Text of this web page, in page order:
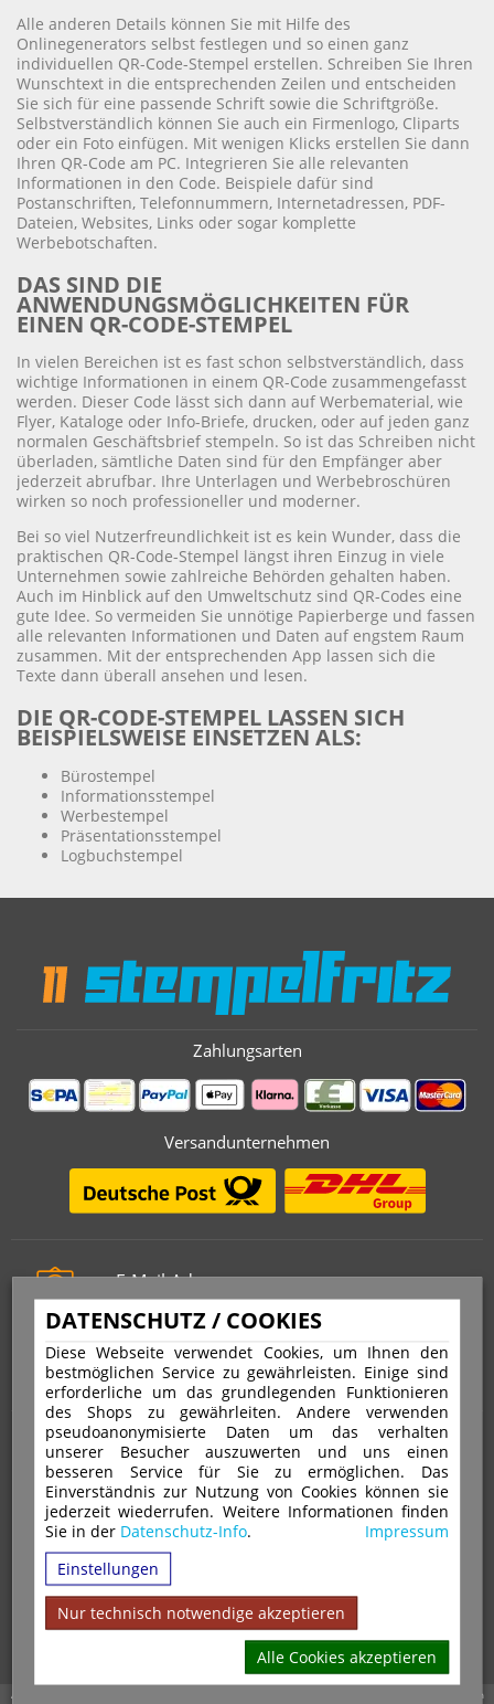
DATENSCHUTZ / COOKIES
Diese Webseite verwendet Cookies, um Ihnen den
bestmöglichen Service zu gewährleisten. Einige sind
erforderliche um das grundlegenden Funktionieren
des Shops zu gewährleiten. Andere verwenden
pseudoanonymisierte Daten um das verhalten
unserer Besucher auszuwerten und uns einen
besseren Service für Sie zu ermöglichen. Das
Einverständnis zur Nutzung von Cookies können sie
jederzeit wiederrufen. Weitere Informationen finden
Sie in der Datenschutz-Info.
Impressum
Einstellungen
Nur technisch notwendige akzeptieren
Alle Cookies akzeptieren
Alle anderen Details können Sie mit Hilfe des
Onlinegenerators selbst festlegen und so einen ganz
individuellen QR-Code-Stempel erstellen. Schreiben Sie Ihren
Wunschtext in die entsprechenden Zeilen und entscheiden
Sie sich für eine passende Schrift sowie die Schriftgröße.
Selbstverständlich können Sie auch ein Firmenlogo, Cliparts
oder ein Foto einfügen. Mit wenigen Klicks erstellen Sie dann
Ihren QR-Code am PC. Integrieren Sie alle relevanten
Informationen in den Code. Beispiele dafür sind
Postanschriften, Telefonnummern, Internetadressen, PDF-
Dateien, Websites, Links oder sogar komplette
Werbebotschaften.
DAS SIND DIE
ANWENDUNGSMÖGLICHKEITEN FÜR
EINEN QR-CODE-STEMPEL
In vielen Bereichen ist es fast schon selbstverständlich, dass
wichtige Informationen in einem QR-Code zusammengefasst
werden. Dieser Code lässt sich dann auf Werbematerial, wie
Flyer, Kataloge oder Info-Briefe, drucken, oder auf jeden ganz
normalen Geschäftsbrief stempeln. So ist das Schreiben nicht
überladen, sämtliche Daten sind für den Empfänger aber
jederzeit abrufbar. Ihre Unterlagen und Werbebroschüren
wirken so noch professioneller und moderner.
Bei so viel Nutzerfreundlichkeit ist es kein Wunder, dass die
praktischen QR-Code-Stempel längst ihren Einzug in viele
Unternehmen sowie zahlreiche Behörden gehalten haben.
Auch im Hinblick auf den Umweltschutz sind QR-Codes eine
gute Idee. So vermeiden Sie unnötige Papierberge und fassen
alle relevanten Informationen und Daten auf engstem Raum
zusammen. Mit der entsprechenden App lassen sich die
Texte dann überall ansehen und lesen.
DIE QR-CODE-STEMPEL LASSEN SICH
BEISPIELSWEISE EINSETZEN ALS:
Bürostempel
Informationsstempel
Werbestempel
Präsentationsstempel
Logbuchstempel
Zahlungsarten
Versandunternehmen
E-Mail-Adresse
info@stempelfritz.de
Telefon
0221 677 812 08
Über uns
VERTRAG WIDERRUFEN
IMPRESSUM
DATENSCHUTZ
WIDERRUFSRECHT
AGB
VERSAND & ZAHLUNGSARTEN
WARENKORB
MAGAZIN
Alle Preise inkl. 19% MwSt. zzgl. Versandkosten | Copyright © 2026 Stempel Toenges GmbH - Alle Rechte vorbehalten